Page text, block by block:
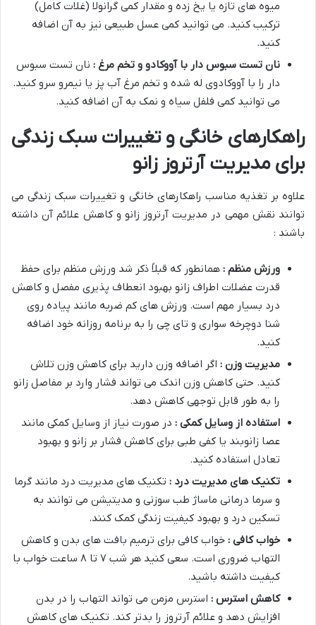
میوه های تازه یا یخ زده و مقدار کمی گرانولا (غلات کامل)
ترکیب کنید. می توانید کمی عسل طبیعی نیز به آن اضافه
کنید.
نان تست سبوس دار با آووکادو و تخم مرغ : نان تست سبوس
دار را با آووکادوی له شده و تخم مرغ آب پز یا نیمرو سرو کنید.
می توانید کمی فلفل سیاه و نمک به آن اضافه کنید.
راهکارهای خانگی و تغییرات سبک زندگی
برای مدیریت آرتروز زانو
علاوه بر تغذیه مناسب راهکارهای خانگی و تغییرات سبک زندگی می
توانند نقش مهمی در مدیریت آرتروز زانو و کاهش علائم آن داشته
باشند :
ورزش منظم : همانطور که قبلاً ذکر شد ورزش منظم برای حفظ
قدرت عضلات اطراف زانو بهبود انعطاف پذیری مفصل و کاهش
درد بسیار مهم است. ورزش های کم ضربه مانند پیاده روی
شنا دوچرخه سواری و تای چی را به برنامه روزانه خود اضافه
کنید.
مدیریت وزن : اگر اضافه وزن دارید برای کاهش وزن تلاش
کنید. حتی کاهش وزن اندک می تواند فشار وارد بر مفاصل زانو
را به طور قابل توجهی کاهش دهد.
استفاده از وسایل کمکی : در صورت نیاز از وسایل کمکی مانند
عصا زانوبند یا کفی طبی برای کاهش فشار بر زانو و بهبود
تعادل استفاده کنید.
تکنیک های مدیریت درد : تکنیک های مدیریت درد مانند گرما
و سرما درمانی ماساژ طب سوزنی و مدیتیشن می توانند به
تسکین درد و بهبود کیفیت زندگی کمک کنند.
خواب کافی : خواب کافی برای ترمیم بافت های بدن و کاهش
التهاب ضروری است. سعی کنید هر شب ۷ تا ۸ ساعت خواب با
کیفیت داشته باشید.
کاهش استرس : استرس مزمن می تواند التهاب را در بدن
افزایش دهد و علائم آرتروز را بدتر کند. تکنیک های کاهش